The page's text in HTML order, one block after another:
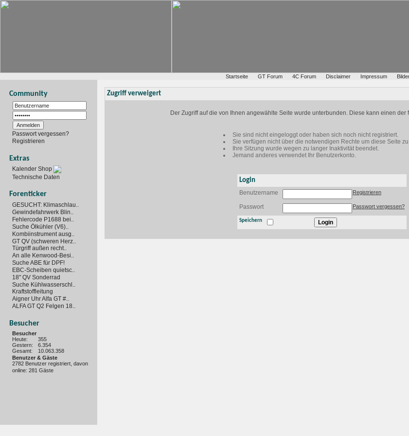
Startseite GT Forum 4C Forum Disclaimer Impressum
Community
Passwort vergessen?
Registrieren
Extras
Kalender Shop
Technische Daten
Forenticker
GESUCHT: Klimaschlau..
Gewindefahrwerk Blin..
Fehlercode P1688 bei..
Suche Ölkühler (V6)..
Kombiinstrument ausg..
GT QV (schweren Herz..
Türgriff außen recht..
An alle Kenwood-Besi..
Suche ABE für DPF!
EBC-Scheiben quietsc..
18" QV Sonderrad
Suche Kühlwasserschl..
Kraftstoffleitung
Aigner Uhr Alfa GT #..
ALFA GT Q2 Felgen 18..
Besucher
Besucher
Heute:
355
Gestern:
6.354
Gesamt:
10.063.358
Benutzer & Gäste
2782 Benutzer registriert, davon
online: 281 Gäste
Zugriff verweigert
Der Zugriff auf die von Ihnen angewählte Seite wurde unterbunden. Diese kann einen der
Sie sind nicht eingeloggt oder haben sich noch nicht registriert.
Sie verfügen nicht über die notwendigen Rechte um diese Seite
Ihre Sitzung wurde wegen zu langer Inaktivität beendet.
Jemand anderes verwendet Ihr Benutzerkonto.
Login
Benutzername Registrieren
Passwort Passwort vergessen?
Speichern